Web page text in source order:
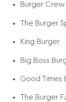
Burger Crew
The Burger
King Burger
Big Boss
Good Times
The Burger